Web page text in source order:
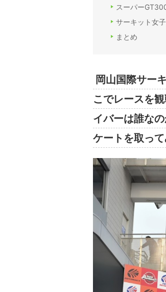
スーパー
サーキット女
まとめ
岡山国際サー
こでレースを
イバーは誰な
ケートを取っ